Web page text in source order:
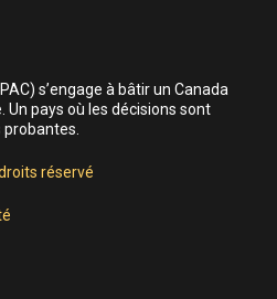
s’engage à bâtir un Canada
pays où les décisions sont
réservé